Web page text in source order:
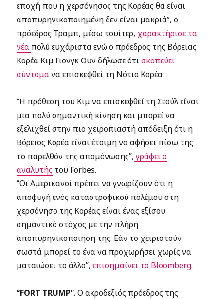
εποχή που η χερσόνησος της Κορέας θα είναι
αποπυρηνικοποιημένη δεν είναι μακριά”, ο
πρόεδρος Τραμπ, μέσω τουίτερ, χαρακτήρισε τα
νέα πολύ ευχάριστα ενώ ο πρόεδρος της Βόρειας
Κορέα Κιμ Γιονγκ Ουν δήλωσε ότισκοπεύει
σύντομανα επισκεφθεί τη Νότιο Κορέα.
“Η πρόθεση του Κιμ να επισκεφθεί τη Σεούλ είναι
μια πολύ σημαντική κίνηση και μπορεί να
εξελιχθεί στην πιο χειροπιαστή απόδειξη ότι η
Βόρειος Κορέα είναι έτοιμη να αφήσει πίσω της
το παρελθόν της απομόνωσης”,γράφει ο
αναλυτής του Forbes.
“Οι Αμερικανοί πρέπει να γνωρίζουν ότι η
αποφυγή ενός καταστροφικού πολέμου στη
χερσόνησο της Κορέας είναι ένας εξίσου
σημαντικό στόχος με την πλήρη
αποπυρηνικοποιηση της. Εάν το χειριστούν
σωστά μπορεί το ένα να προχωρήσει χωρίς να
ματαιώσει το άλλο”,επισημαίνει το Bloomberg.
“FORT TRUMP”. O ακροδεξιός πρόεδρος της